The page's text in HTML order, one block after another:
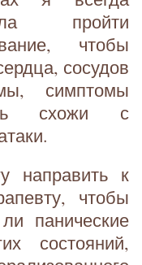
пройти
чтобы
сосудов
симптомы
схожи с
направить к
чтобы
панические
состояний,